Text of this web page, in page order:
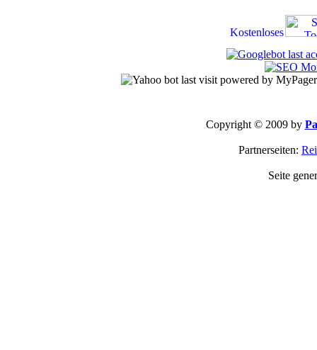
Copyright © 2009 by
Partnerseiten:
Seite